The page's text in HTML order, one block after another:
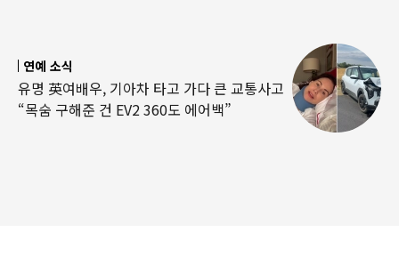
연예 소식
유명 英여배우, 기아차 타고 가다 큰 교통사고
“목숨 구해준 건 EV2 360도 에어백”